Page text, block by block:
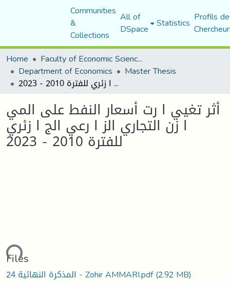
Communities
&
Collections
All of
DSpace Statistics Profils
Home
Faculty of Economic Sciences, Commerce and Management Sciences
Department of Economics Master Thesis
أثر تغيي ا رت أسعار النفط على المي ا زن التجاري الز ا رعي الج ا زئري للفترة 2010 - 2023
أثر تغيي ا رت أسعار النفط على المي
ا زن التجاري الز ا رعي الج ا زئري
للفترة 2010 - 2023
Files
المذكرة النهائية 24 - Zohir AMMARI.pdf(2.92 MB)